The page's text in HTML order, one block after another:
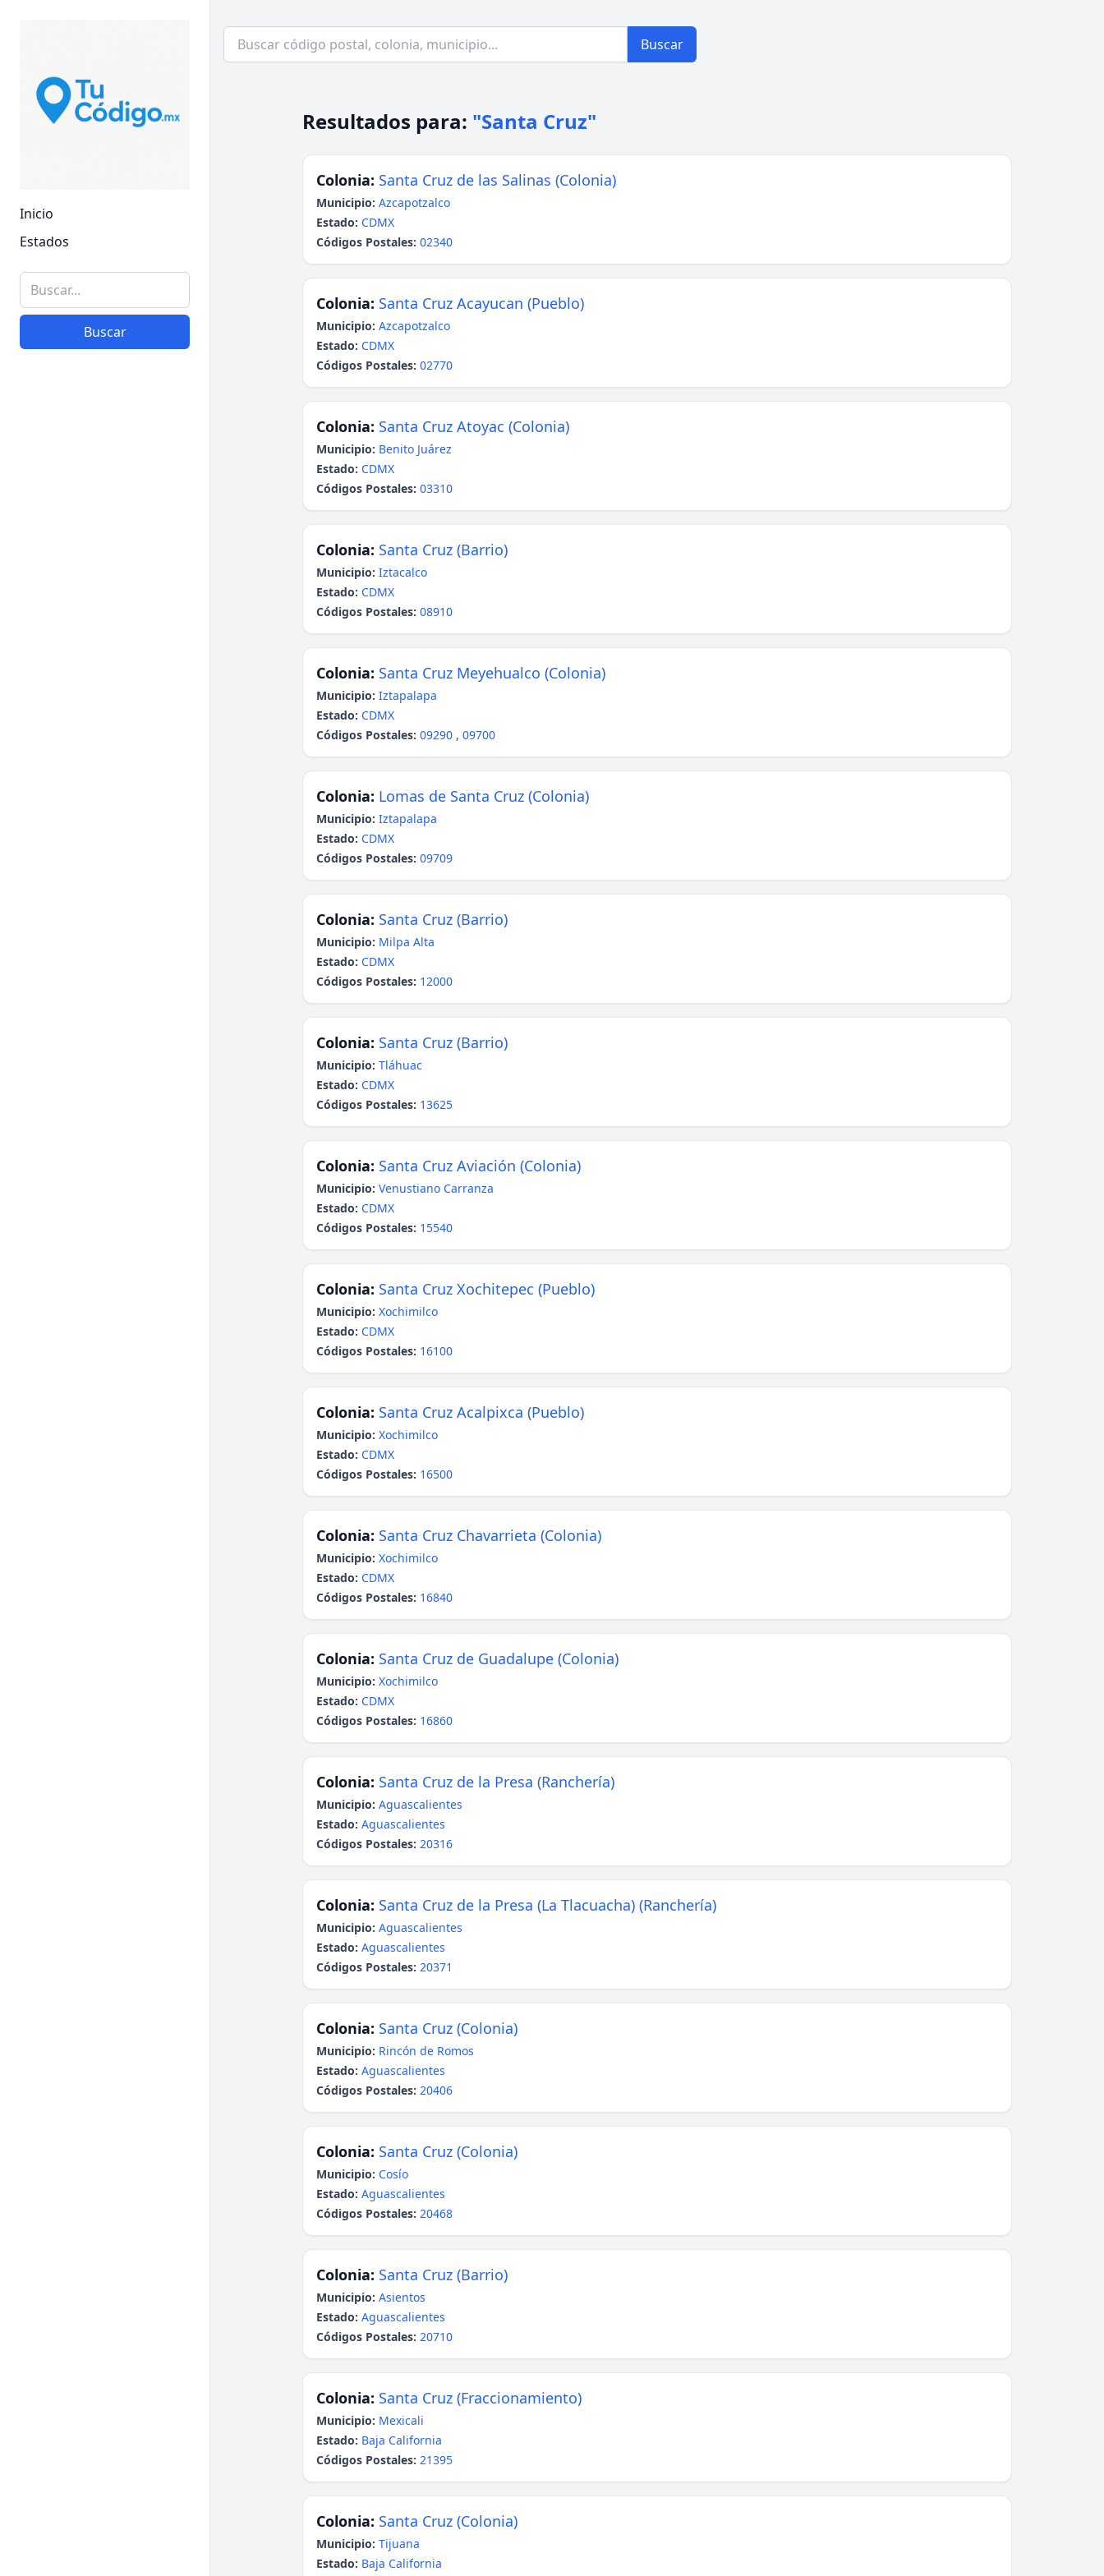
Inicio
Estados
Buscar
Buscar
Resultados para: "Santa Cruz"
Colonia: Santa Cruz de las Salinas (Colonia)
Municipio: Azcapotzalco
Estado: CDMX
Códigos Postales: 02340
Colonia: Santa Cruz Acayucan (Pueblo)
Municipio: Azcapotzalco
Estado: CDMX
Códigos Postales: 02770
Colonia: Santa Cruz Atoyac (Colonia)
Municipio: Benito Juárez
Estado: CDMX
Códigos Postales: 03310
Colonia: Santa Cruz (Barrio)
Municipio: Iztacalco
Estado: CDMX
Códigos Postales: 08910
Colonia: Santa Cruz Meyehualco (Colonia)
Municipio: Iztapalapa
Estado: CDMX
Códigos Postales: 09290 , 09700
Colonia: Lomas de Santa Cruz (Colonia)
Municipio: Iztapalapa
Estado: CDMX
Códigos Postales: 09709
Colonia: Santa Cruz (Barrio)
Municipio: Milpa Alta
Estado: CDMX
Códigos Postales: 12000
Colonia: Santa Cruz (Barrio)
Municipio: Tláhuac
Estado: CDMX
Códigos Postales: 13625
Colonia: Santa Cruz Aviación (Colonia)
Municipio: Venustiano Carranza
Estado: CDMX
Códigos Postales: 15540
Colonia: Santa Cruz Xochitepec (Pueblo)
Municipio: Xochimilco
Estado: CDMX
Códigos Postales: 16100
Colonia: Santa Cruz Acalpixca (Pueblo)
Municipio: Xochimilco
Estado: CDMX
Códigos Postales: 16500
Colonia: Santa Cruz Chavarrieta (Colonia)
Municipio: Xochimilco
Estado: CDMX
Códigos Postales: 16840
Colonia: Santa Cruz de Guadalupe (Colonia)
Municipio: Xochimilco
Estado: CDMX
Códigos Postales: 16860
Colonia: Santa Cruz de la Presa (Ranchería)
Municipio: Aguascalientes
Estado: Aguascalientes
Códigos Postales: 20316
Colonia: Santa Cruz de la Presa (La Tlacuacha) (Ranchería)
Municipio: Aguascalientes
Estado: Aguascalientes
Códigos Postales: 20371
Colonia: Santa Cruz (Colonia)
Municipio: Rincón de Romos
Estado: Aguascalientes
Códigos Postales: 20406
Colonia: Santa Cruz (Colonia)
Municipio: Cosío
Estado: Aguascalientes
Códigos Postales: 20468
Colonia: Santa Cruz (Barrio)
Municipio: Asientos
Estado: Aguascalientes
Códigos Postales: 20710
Colonia: Santa Cruz (Fraccionamiento)
Municipio: Mexicali
Estado: Baja California
Códigos Postales: 21395
Colonia: Santa Cruz (Colonia)
Municipio: Tijuana
Estado: Baja California